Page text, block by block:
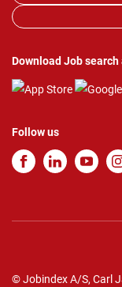
Download Job search
Follow us
© Jobindex A/S, Carl